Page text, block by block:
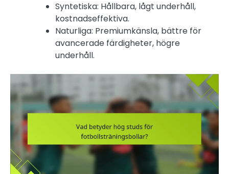
Syntetiska: Hållbara, lågt underhåll,
kostnadseffektiva.
Naturliga: Premiumkänsla, bättre för
avancerade färdigheter, högre
underhåll.